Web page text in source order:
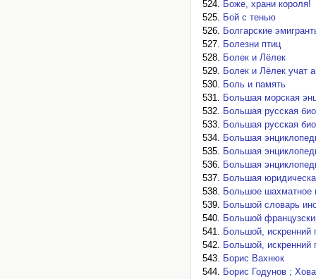
Боже, храни короля!
Бой с тенью
Болгарские
Болезни птиц
Болек и Лёлек
Болек и Лёлек учат
Боль и память
Большая морская
Большая русская
Большая русская
Большая
Большая
Большая
Большая
Большое шахматное
Большой словарь
Большой
Большой,
Большой,
Борис Вахнюк
Борис Годунов ;